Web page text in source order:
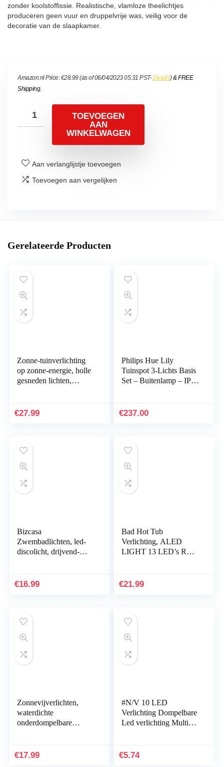
zonder koolstoffissie. Realistische, vlamloze theelichtjes
produceren geen vuur en druppelvrije was, veilig voor de
decoratie van de slaapkamer.
Amazon.nl Price:€28.99(as of 06/04/2023 05:31 PST-Details)&FREE
Shipping.
TOEVOEGEN
AAN
WINKELWAGEN
Aan verlanglijstje toevoegen
Toevoegen aan vergelijken
Gerelateerde Producten
Zonne-tuinverlichting
op zonne-energie, holle
gesneden lichten,
landschap gazon
€27.99
Philips Hue Lily
Tuinspot 3-Lichts Basis
Set – Buitenlamp – IP65
Gekleurd Licht…
€237.00
Bizcasa
Zwembadlichten, led-
discolicht, drijvend-
speelgoed, op batterijen,
€16.99
Bad Hot Tub
Verlichting, ALED
LIGHT 13 LED’s RGB
met
€21.99
Zonnevijverlichten,
waterdichte
onderdompelbare
onderwater decor, 6
€17.99
#N/V 10 LED
Verlichting Dompelbare
Led verlichting Multi
Afstandsbediening…
€5.74